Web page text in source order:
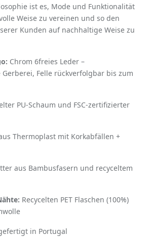
ist es, Mode und Funktionalität
Weise zu vereinen und so den
Kunden auf nachhaltige Weise zu
Chrom 6freies Leder –
Felle rückverfolgbar bis zum
PU-Schaum und FSC-zertifizierter
Thermoplast mit Korkabfällen +
aus Bambusfasern und recyceltem
Recycelten PET Flaschen (100%)
in Portugal